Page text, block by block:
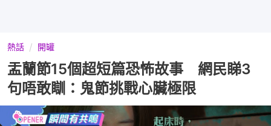
熱話 開罐
盂蘭節15個超短篇恐怖故事 網民睇3
句唔敢瞓：鬼節挑戰心臟極限